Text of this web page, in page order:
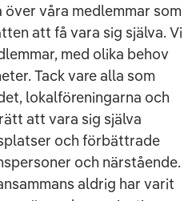
våra medlemmar som
att få vara sig själva. Vi
med olika behov
Tack vare alla som
lokalföreningarna och
att vara sig själva
och förbättrade
och närstående.
aldrig har varit